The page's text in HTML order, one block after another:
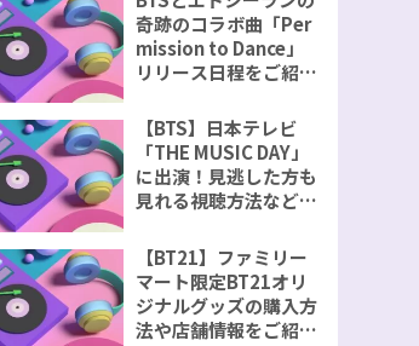
奇跡のコラボ曲「Per
mission to Dance」
リリース日程をご紹
【BTS】日本テレビ
「THE MUSIC DAY」
に出演！見逃した方も
見れる視聴方法などを
【BT21】ファミリー
マート限定BT21オリ
ジナルグッズの購入方
法や店舗情報をご紹